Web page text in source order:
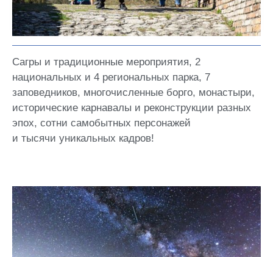
Сагры и традиционные мероприятия, 2
национальных и 4 региональных парка, 7
заповедников, многочисленные борго, монастыри,
исторические карнавалы и реконструкции разных
эпох, сотни самобытных персонажей
и тысячи уникальных кадров!